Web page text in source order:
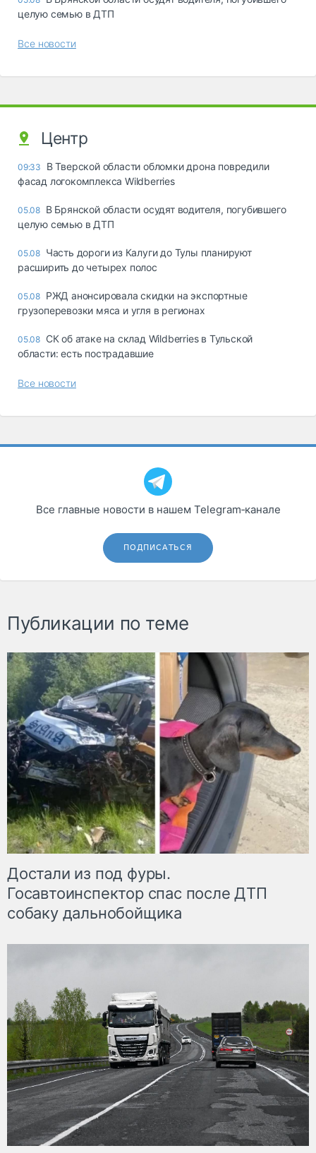
целую семью в ДТП
Все новости
Центр
09:33
В Тверской области обломки дрона повредили
фасад логокомплекса Wildberries
05.08 В Брянской области осудят водителя, погубившего
целую семью в ДТП
05.08 Часть дороги из Калуги до Тулы планируют
расширить до четырех полос
05.08 РЖД анонсировала скидки на экспортные
грузоперевозки мяса и угля в регионах
05.08 СК об атаке на склад Wildberries в Тульской
области: есть пострадавшие
Все новости
Все главные новости в нашем Telegram‑канале
ПОДПИСАТЬСЯ
Публикации по теме
Достали из под фуры.
Госавтоинспектор спас после ДТП
собаку дальнобойщика